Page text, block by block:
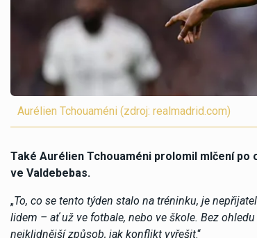
Aurélien Tchouaméni (zdroj: realmadrid.com)
Také Aurélien Tchouaméni prolomil mlčení
ve Valdebebas.
„To, co se tento týden stalo na tréninku, je
lidem – ať už ve fotbale, nebo ve škole. Bez
nejklidnější způsob, jak konflikt vyřešit.“